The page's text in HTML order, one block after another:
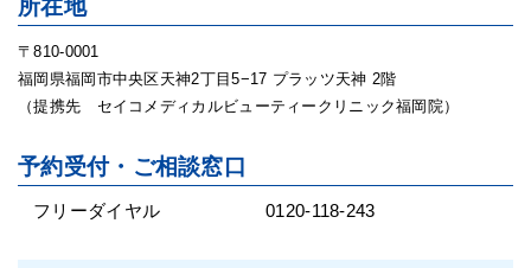
所在地
〒810-0001
福岡県福岡市中央区天神2丁目5−17 プラッツ天神 2階
（提携先 セイコメディカルビューティークリニック福岡院）
予約受付・ご相談窓口
フリーダイヤル 0120-118-243